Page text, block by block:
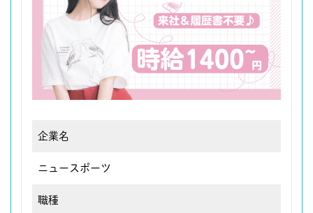
企業名
ニュースポーツ
職種